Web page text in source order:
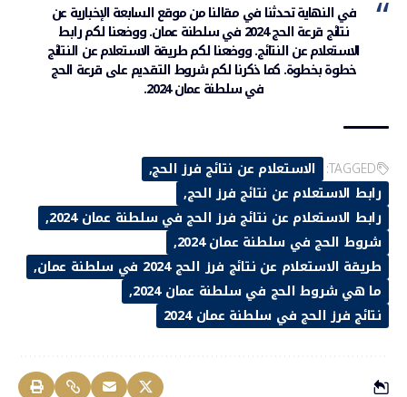
في النهاية تحدثنا في مقالنا منموقع السابعة الإخباريةعن
نتائج قرعة الحج 2024 في سلطنة عمان. ووضعنا لكم رابط
الاستعلام عن النتائج. ووضعنا لكم طريقة الاستعلام عن النتائج
خطوة بخطوة. كما ذكرنا لكم شروط التقديم على قرعة الحج
في سلطنة عمان 2024.
TAGGED: الاستعلام عن نتائج فرز الحج
رابط الاستعلام عن نتائج فرز الحج
رابط الاستعلام عن نتائج فرز الحج في سلطنة عمان 2024
شروط الحج في سلطنة عمان 2024
طريقة الاستعلام عن نتائج فرز الحج 2024 في سلطنة عمان
ما هي شروط الحج في سلطنة عمان 2024
نتائج فرز الحج في سلطنة عمان 2024